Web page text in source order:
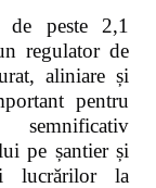
peste 2,1
regulator de
aliniare și
pentru
semnificativ
pe șantier și
lucrărilor la